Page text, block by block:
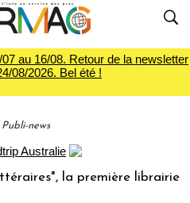
au 16/08. Retour de la newsletter
08/2026. Bel été !
Publi-news
la première librairie du